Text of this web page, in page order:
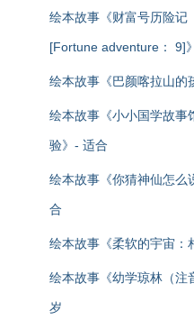
绘本故事《财富号历险记
[Fortune adventure： 9]
绘本故事《巴颜喀拉山的
绘本故事《小小国学故
验》- 适合
绘本故事《你猜神仙怎么
合
绘本故事《柔软的宇宙：
绘本故事《幼学琼林（注
岁